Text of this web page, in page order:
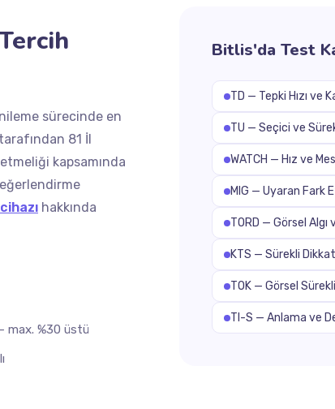
sürecinde en
81 İl
kapsamında
hakkında
max. %30 üstü
Bitlis'da Test
TD — Tepki Hızı ve
TU — Seçici ve
WATCH — Hız ve
MIG — Uyaran Fark
TORD — Görsel Algı
KTS — Sürekli
TOK — Görsel
TI-S — Anlama ve